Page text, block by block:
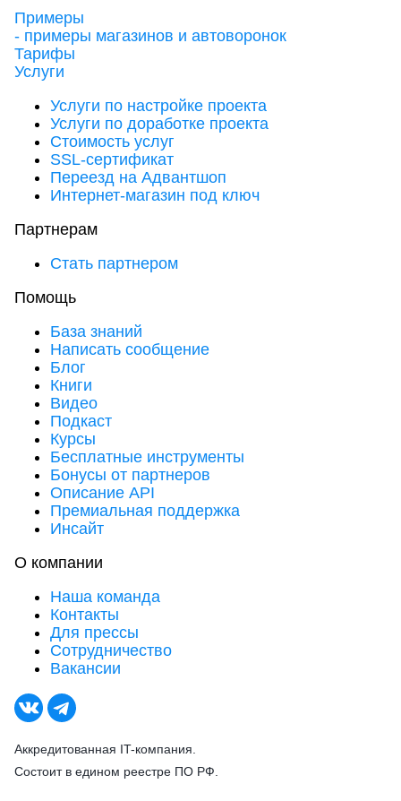
Примеры
- примеры магазинов и автоворонок
Тарифы
Услуги
Услуги по настройке проекта
Услуги по доработке проекта
Стоимость услуг
SSL-сертификат
Переезд на Адвантшоп
Интернет-магазин под ключ
Партнерам
Стать партнером
Помощь
База знаний
Написать сообщение
Блог
Книги
Видео
Подкаст
Курсы
Бесплатные инструменты
Бонусы от партнеров
Описание API
Премиальная поддержка
Инсайт
О компании
Наша команда
Контакты
Для прессы
Сотрудничество
Вакансии
Аккредитованная IT-компания.
Состоит в едином реестре ПО РФ.